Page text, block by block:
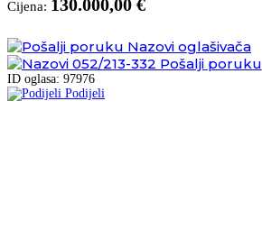
Cijena: 130.000,00 €
Nazovi oglašivača
052/213-332 Pošalji poruku
ID oglasa: 97976
Podijeli